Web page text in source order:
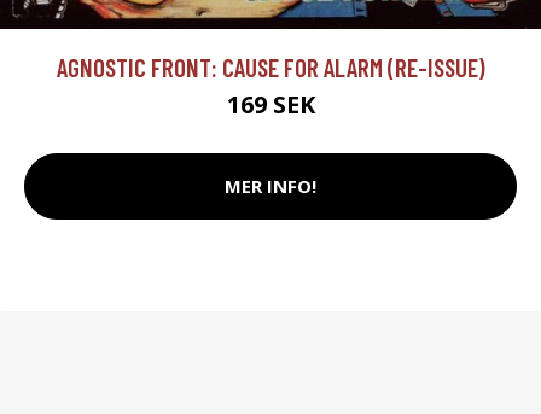
AGNOSTIC FRONT: CAUSE FOR ALARM (RE-ISSUE)
169 SEK
MER INFO!